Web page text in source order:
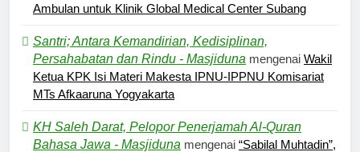
Ambulan untuk Klinik Global Medical Center Subang
Santri; Antara Kemandirian, Kedisiplinan,
Persahabatan dan Rindu - Masjiduna mengenai Wakil
Ketua KPK Isi Materi Makesta IPNU-IPPNU Komisariat
MTs Afkaaruna Yogyakarta
KH Saleh Darat, Pelopor Penerjamah Al-Quran
Bahasa Jawa - Masjiduna mengenai “Sabilal Muhtadin”,